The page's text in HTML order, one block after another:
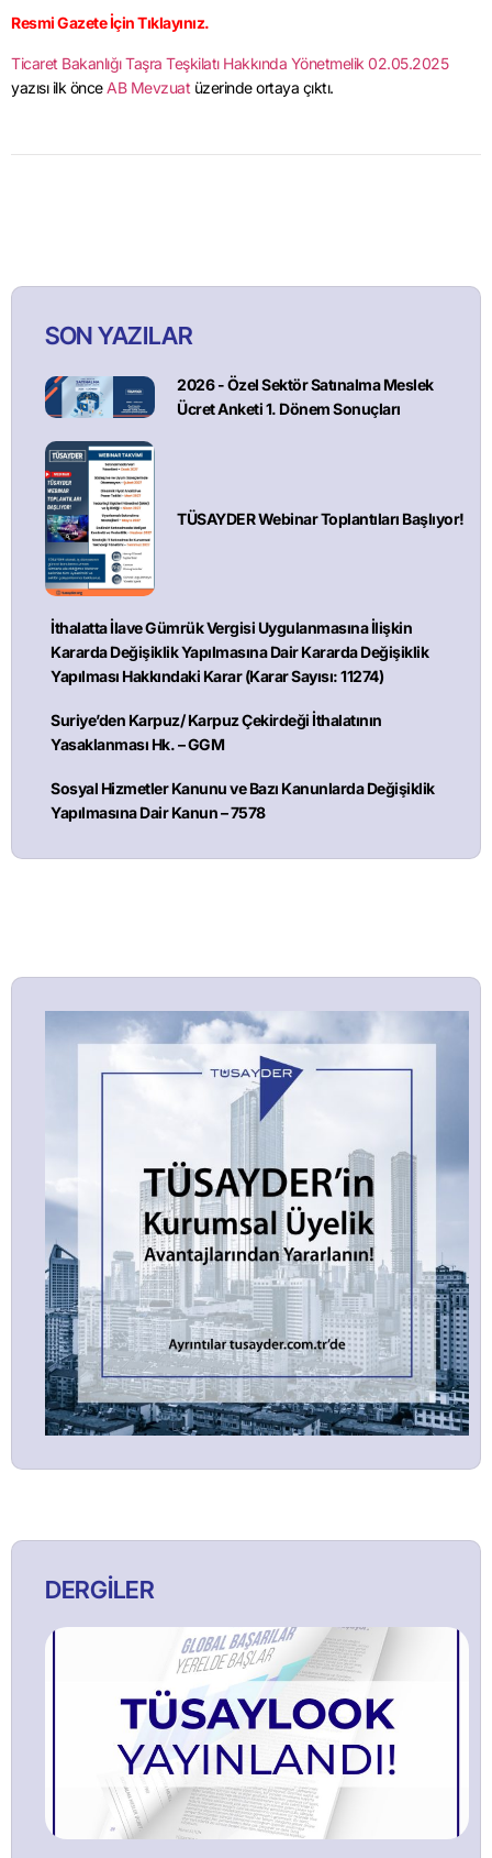
Resmi Gazete İçin Tıklayınız.
Ticaret Bakanlığı Taşra Teşkilatı Hakkında Yönetmelik 02.05.2025
yazısı ilk önce AB Mevzuat üzerinde ortaya çıktı.
SON YAZILAR
2026 - Özel Sektör Satınalma Meslek
Ücret Anketi 1. Dönem Sonuçları
TÜSAYDER Webinar Toplantıları Başlıyor!
İthalatta İlave Gümrük Vergisi Uygulanmasına İlişkin
Kararda Değişiklik Yapılmasına Dair Kararda Değişiklik
Yapılması Hakkındaki Karar (Karar Sayısı: 11274)
Suriye’den Karpuz/ Karpuz Çekirdeği İthalatının
Yasaklanması Hk. – GGM
Sosyal Hizmetler Kanunu ve Bazı Kanunlarda Değişiklik
Yapılmasına Dair Kanun – 7578
DERGİLER